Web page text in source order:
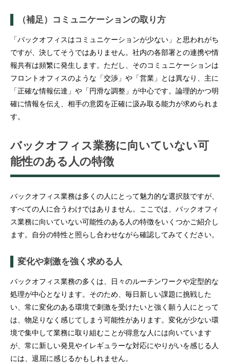
（補足）コミュニケーションの取り方
「バックオフィスはコミュニケーションが少ない」と思われがち
ですが、決してそうではありません。社内の各部署との連携や情
報共有は頻繁に発生します。ただし、そのコミュニケーションは
フロントオフィスのような「交渉」や「営業」とは異なり、主に
「正確な情報伝達」や「円滑な調整」が中心です。論理的かつ明
確に情報を伝え、相手の意図を正確に汲み取る能力が求められま
す。
バックオフィス業務に向いていない可
能性のある人の特徴
バックオフィス業務は多くの人にとって魅力的な選択肢ですが、
すべての人に合うわけではありません。ここでは、バックオフィ
ス業務に向いていない可能性のある人の特徴をいくつかご紹介し
ます。自分の特性と照らし合わせながら確認してみてください。
変化や刺激を強く求める人
バックオフィス業務の多くは、日々のルーチンワークや定型的な
処理が中心となります。そのため、毎日新しい課題に挑戦した
い、常に変化のある環境で刺激を受けたいと強く願う人にとって
は、物足りなく感じてしまう可能性があります。変化が少ない環
境で集中して業務に取り組むことが得意な人には向いています
が、常に新しい発見やイレギュラーな対応にやりがいを感じる人
には、退屈に感じるかもしれません。